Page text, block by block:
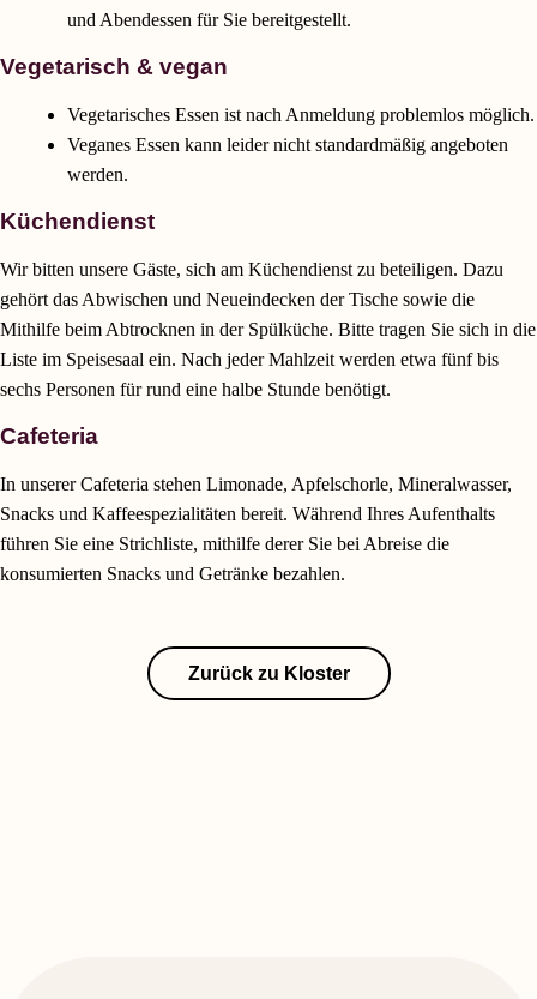
und Abendessen für Sie bereitgestellt.
Vegetarisch & vegan
Vegetarisches Essen ist nach Anmeldung problemlos möglich.
Veganes Essen kann leider nicht standardmäßig angeboten
werden.
Küchendienst
Wir bitten unsere Gäste, sich am Küchendienst zu beteiligen. Dazu
gehört das Abwischen und Neueindecken der Tische sowie die
Mithilfe beim Abtrocknen in der Spülküche. Bitte tragen Sie sich in die
Liste im Speisesaal ein. Nach jeder Mahlzeit werden etwa fünf bis
sechs Personen für rund eine halbe Stunde benötigt.
Cafeteria
In unserer Cafeteria stehen Limonade, Apfelschorle, Mineralwasser,
Snacks und Kaffeespezialitäten bereit. Während Ihres Aufenthalts
führen Sie eine Strichliste, mithilfe derer Sie bei Abreise die
konsumierten Snacks und Getränke bezahlen.
Zurück zu Kloster